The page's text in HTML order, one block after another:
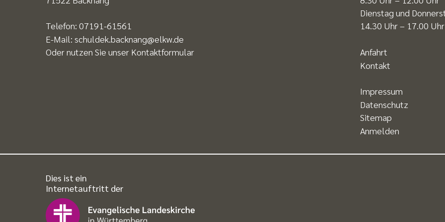
Telefon: 07191-61561
E-Mail: schuldek.backnang@elkw.de
Oder nutzen Sie unser Kontaktformular
Dienstag und
14.30 Uhr – 17.00 Uhr
Anfahrt
Kontakt
Impressum
Datenschutz
Sitemap
Anmelden
Dies ist ein
Internetauftritt der